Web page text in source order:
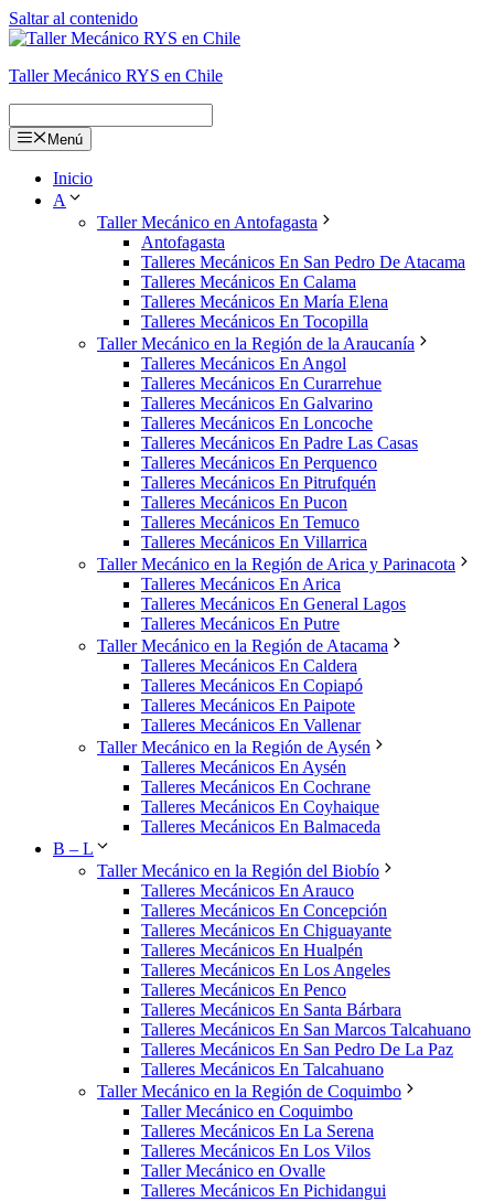
Saltar al contenido
Taller Mecánico RYS en Chile
Menú
Inicio
A
Taller Mecánico en Antofagasta
Antofagasta
Talleres Mecánicos En San Pedro De Atacama
Talleres Mecánicos En Calama
Talleres Mecánicos En María Elena
Talleres Mecánicos En Tocopilla
Taller Mecánico en la Región de la Araucanía
Talleres Mecánicos En Angol
Talleres Mecánicos En Curarrehue
Talleres Mecánicos En Galvarino
Talleres Mecánicos En Loncoche
Talleres Mecánicos En Padre Las Casas
Talleres Mecánicos En Perquenco
Talleres Mecánicos En Pitrufquén
Talleres Mecánicos En Pucon
Talleres Mecánicos En Temuco
Talleres Mecánicos En Villarrica
Taller Mecánico en la Región de Arica y Parinacota
Talleres Mecánicos En Arica
Talleres Mecánicos En General Lagos
Talleres Mecánicos En Putre
Taller Mecánico en la Región de Atacama
Talleres Mecánicos En Caldera
Talleres Mecánicos En Copiapó
Talleres Mecánicos En Paipote
Talleres Mecánicos En Vallenar
Taller Mecánico en la Región de Aysén
Talleres Mecánicos En Aysén
Talleres Mecánicos En Cochrane
Talleres Mecánicos En Coyhaique
Talleres Mecánicos En Balmaceda
B – L
Taller Mecánico en la Región del Biobío
Talleres Mecánicos En Arauco
Talleres Mecánicos En Concepción
Talleres Mecánicos En Chiguayante
Talleres Mecánicos En Hualpén
Talleres Mecánicos En Los Angeles
Talleres Mecánicos En Penco
Talleres Mecánicos En Santa Bárbara
Talleres Mecánicos En San Marcos Talcahuano
Talleres Mecánicos En San Pedro De La Paz
Talleres Mecánicos En Talcahuano
Taller Mecánico en la Región de Coquimbo
Taller Mecánico en Coquimbo
Talleres Mecánicos En La Serena
Talleres Mecánicos En Los Vilos
Taller Mecánico en Ovalle
Talleres Mecánicos En Pichidangui